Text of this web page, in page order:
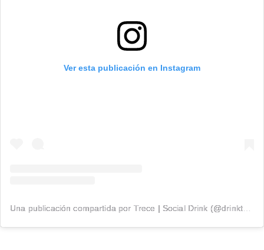
Ver esta publicación en Instagram